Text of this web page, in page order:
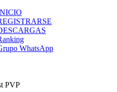
WhatsApp
PVP